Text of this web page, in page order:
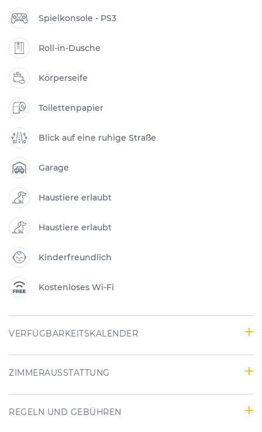
Spielkonsole - PS3
Roll-in-Dusche
Körperseife
Toilettenpapier
Blick auf eine ruhige Straße
Garage
Haustiere erlaubt
Haustiere erlaubt
Kinderfreundlich
Kostenloses Wi-Fi
VERFÜGBARKEITSKALENDER
ZIMMERAUSSTATTUNG
REGELN UND GEBÜHREN